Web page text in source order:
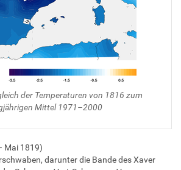
der Temperaturen von 1816 zum
Mittel 1971–2000
Mai 1819)
darunter die Bande des Xaver